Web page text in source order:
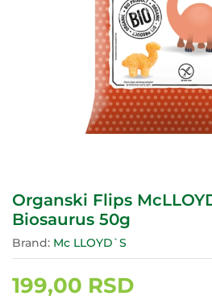
Organski Flips
Biosaurus 50g
Brand: Mc LLOYD`S
199,00 RSD